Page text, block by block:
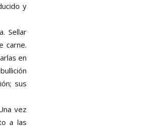
y
Sellar
carne.
en
sus
vez
a las